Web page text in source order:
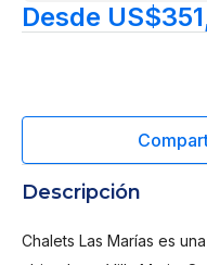
Desde
Descripción
Chalets Las Marías es